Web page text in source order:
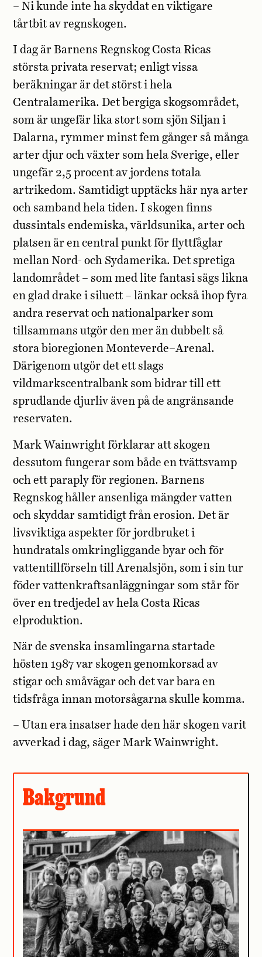
– Ni kunde inte ha skyddat en viktigare
tårtbit av regnskogen.
I dag är Barnens Regnskog Costa Ricas
största privata reservat; enligt vissa
beräkningar är det störst i hela
Centralamerika. Det bergiga skogsområdet,
som är ungefär lika stort som sjön Siljan i
Dalarna, rymmer minst fem gånger så många
arter djur och växter som hela Sverige, eller
ungefär 2,5 procent av jordens totala
artrikedom. Samtidigt upptäcks här nya arter
och samband hela tiden. I skogen finns
dussintals endemiska, världsunika, arter och
platsen är en central punkt för flyttfåglar
mellan Nord- och Sydamerika. Det spretiga
landområdet – som med lite fantasi sägs likna
en glad drake i siluett – länkar också ihop fyra
andra reservat och nationalparker som
tillsammans utgör den mer än dubbelt så
stora bioregionen Monteverde–Arenal.
Därigenom utgör det ett slags
vildmarkscentralbank som bidrar till ett
sprudlande djurliv även på de angränsande
reservaten.
Mark Wainwright förklarar att skogen
dessutom fungerar som både en tvättsvamp
och ett paraply för regionen. Barnens
Regnskog håller ansenliga mängder vatten
och skyddar samtidigt från erosion. Det är
livsviktiga aspekter för jordbruket i
hundratals omkringliggande byar och för
vattentillförseln till Arenalsjön, som i sin tur
föder vattenkraftsanläggningar som står för
över en tredjedel av hela Costa Ricas
elproduktion.
När de svenska insamlingarna startade
hösten 1987 var skogen genomkorsad av
stigar och småvägar och det var bara en
tidsfråga innan motorsågarna skulle komma.
– Utan era insatser hade den här skogen varit
avverkad i dag, säger Mark Wainwright.
Bakgrund